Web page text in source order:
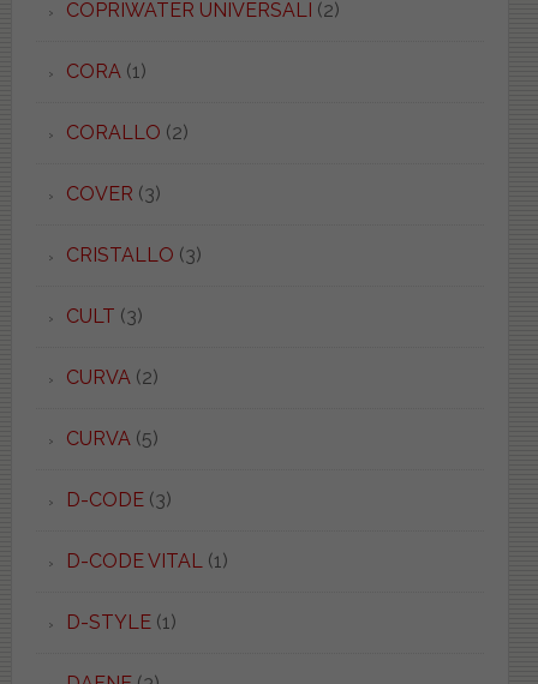
COPRIWATER UNIVERSALI (2)
CORA (1)
CORALLO (2)
COVER (3)
CRISTALLO (3)
CULT (3)
CURVA (2)
CURVA (5)
D-CODE(3)
D-CODE VITAL (1)
D-STYLE(1)